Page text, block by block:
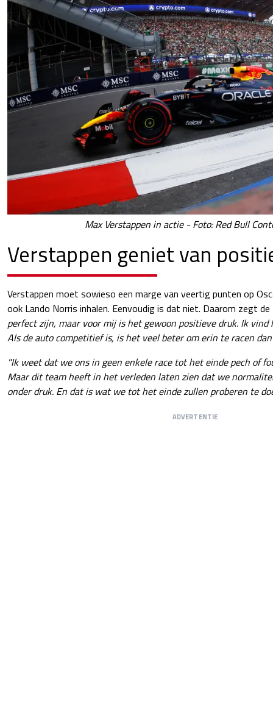
Max Verstappen in actie - Foto: Red Bull
Verstappen geniet van
Verstappen moet sowieso een marge van veertig punten op
ook Lando Norris inhalen. Eenvoudig is dat niet. Daarom zegt
perfect zijn, maar voor mij is het gewoon positieve druk. Ik vind
Als de auto competitief is, is het veel beter om erin te racen
"Ik weet dat we ons in geen enkele race tot het einde pech of
Maar dit team heeft in het verleden laten zien dat we
onder druk. En dat is wat we tot het einde zullen proberen te
ADVERTENTIE